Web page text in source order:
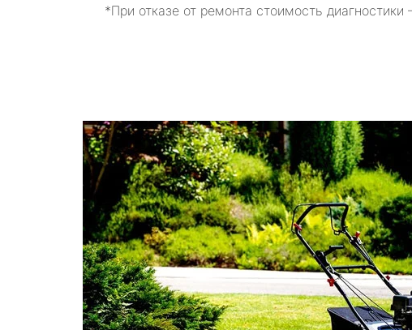
*При отказе от ремонта стоимость диагностики